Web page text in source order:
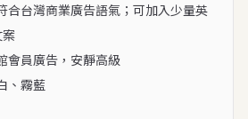
合台灣商業廣告語氣；可加入少量英
會員廣告，安靜高級
、霧藍